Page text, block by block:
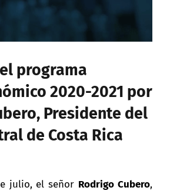
programa
2020-2021 por
Presidente del
de Costa Rica
julio, el señor Rodrigo Cubero,